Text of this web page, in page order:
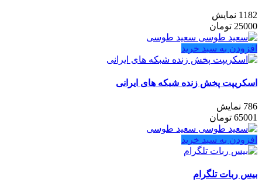
1182 نمایش
25000 تومان
سعید طوسی
افزودن به سبد خرید
اسکریپت پخش زنده شبکه های ایرانی
786 نمایش
65001 تومان
سعید طوسی
افزودن به سبد خرید
بیس ربات تلگرام